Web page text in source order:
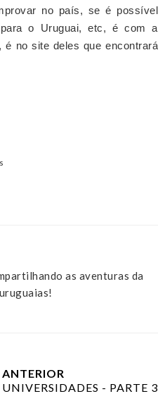
no país, se é possível
o Uruguai, etc, é com a
é no site deles que encontrará
as aventuras da
- PARTE 3